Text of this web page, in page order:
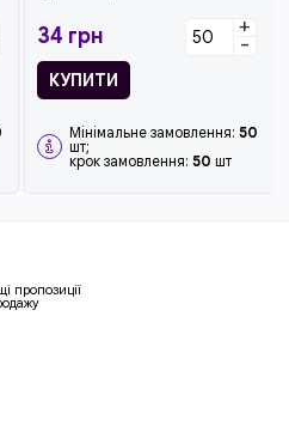
34 грн +
-
КУПИТИ
Мінімальне замовлення: 50
шт;
крок замовлення: 50 шт
пропозиції